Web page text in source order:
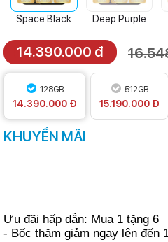
Space Black Deep Purple
14.390.000 đ
128GB
14.390.000 Đ
512GB
15.190.000 Đ
KHUYẾN MÃI
Ưu đãi hấp dẫn: Mua 1 tặng 6
- Bốc thăm giảm ngay lên đến